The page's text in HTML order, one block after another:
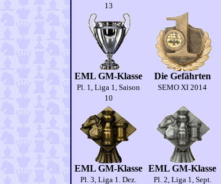
13
EML GM-Klasse
Pl. 1, Liga 1, Saison
10
Die Gefährten
SEMO XI 2014
EML GM-Klasse
Pl. 3, Liga 1. Dez.
EML GM-Klasse
Pl. 2, Liga 1, Sept.